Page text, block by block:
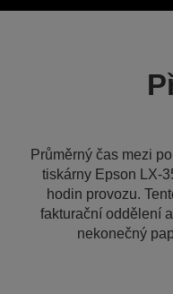
Průměrný čas mezi
tiskárny Epson LX-
hodin provozu.
fakturační oddělení
nekonečný